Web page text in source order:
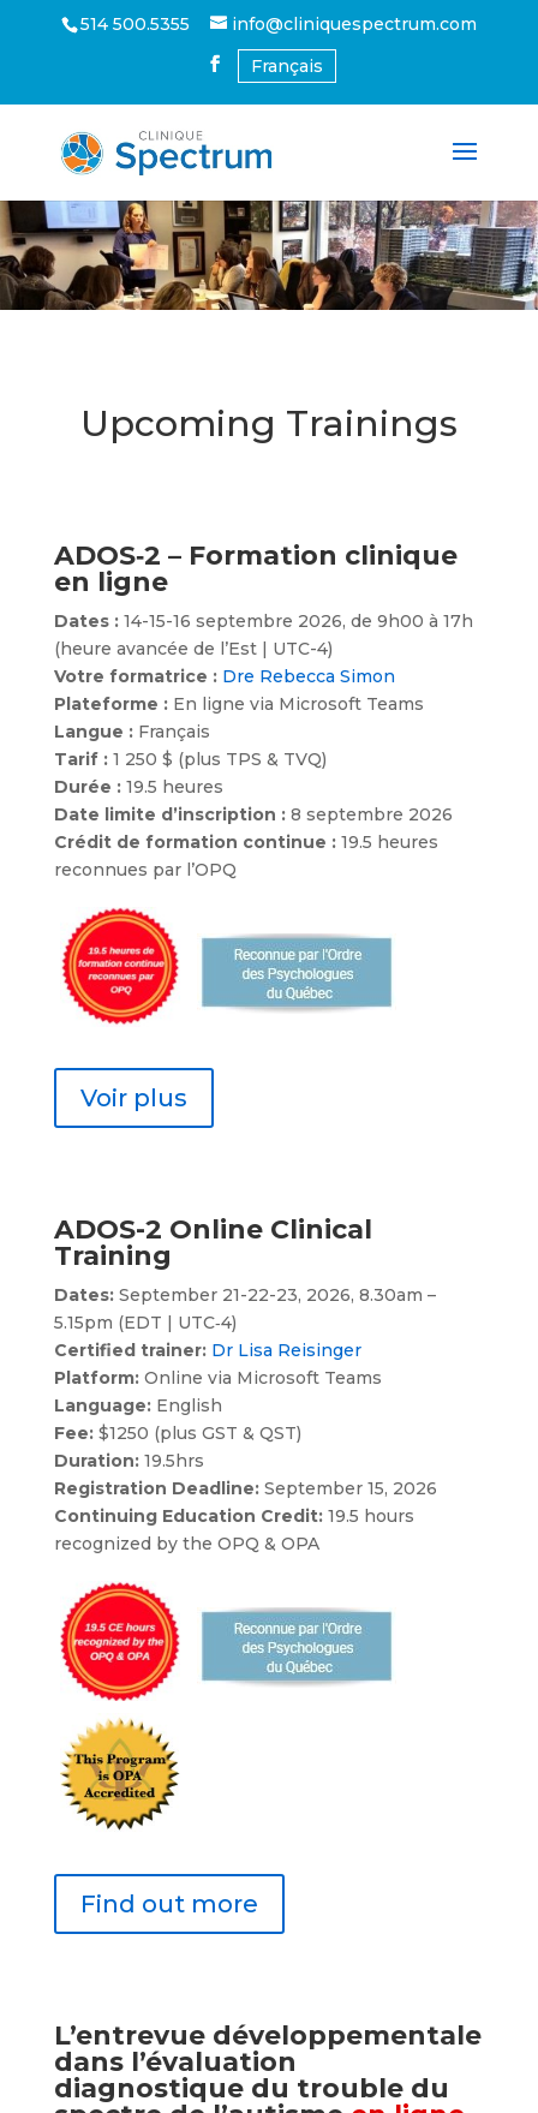
514 500.5355
info@cliniquespectrum.com
Français
Upcoming Trainings
ADOS‑2 – Formation clinique
en ligne
Dates :14-15-16 septembre 2026, de 9h00 à 17h
(heure avancée de l’Est | UTC-4)
Votre formatrice : Dre Rebecca Simon
Plateforme :En ligne via Microsoft Teams
Langue :Français
Tarif :1 250 $ (plus TPS & TVQ)
Durée :19.5 heures
Date limite d’inscription :8 septembre 2026
Crédit de formation continue :19.5 heures
reconnues par l’OPQ
Voir plus
ADOS-2 Online Clinical
Training
Dates:September 21-22-23, 2026, 8.30am –
5.15pm (EDT | UTC‑4)
Certified trainer: Dr Lisa Reisinger
Platform:Online via Microsoft Teams
Language:English
Fee:$1250 (plus GST & QST)
Duration:19.5hrs
Registration Deadline:September 15, 2026
Continuing Education Credit:19.5 hours
recognized by the OPQ & OPA
Find out more
L’entrevue développementale
dans l’évaluation
diagnostique du trouble du